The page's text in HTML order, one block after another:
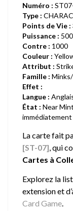
Numéro :
Type :
Points de Vie :
Puissance :
Contre : 1000
Couleur :
Attribut :
Famille :
Effet :
Langue :
État : Near
La carte fait
[ST-07], qui
Cartes à
Explorez la
extension et
Card Game.